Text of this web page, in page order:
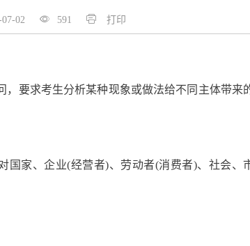
02 591 打印
，要求考生分析某种现象或做法给不同主体带来
国家、企业(经营者)、劳动者(消费者)、社会、